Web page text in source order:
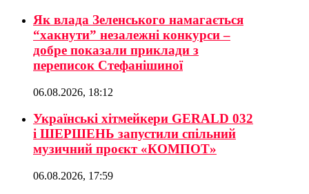
Як влада Зеленського намагається
“хакнути” незалежні конкурси –
добре показали приклади з
переписок Стефанішиної
06.08.2026, 18:12
Українські хітмейкери GERALD 032
і ШЕРШЕНЬ запустили спільний
музичний проєкт «КОМПОТ»
06.08.2026, 17:59